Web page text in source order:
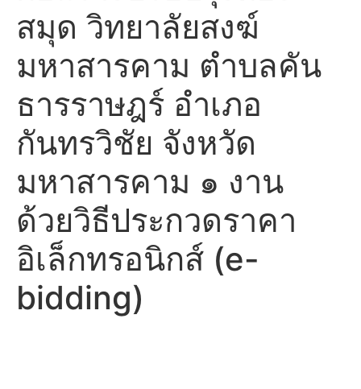
สมุด วิทยาลัยสงฆ์
มหาสารคาม ตำบลคัน
ธารราษฎร์ อำเภอ
กันทรวิชัย จังหวัด
มหาสารคาม ๑ งาน
ด้วยวิธีประกวดราคา
อิเล็กทรอนิกส์ (e-
bidding)